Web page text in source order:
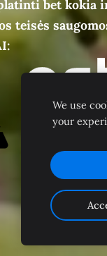
bet kokia
teisės
We use
your